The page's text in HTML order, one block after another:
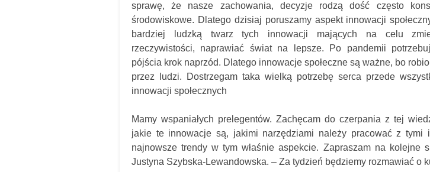
sprawę, że nasze zachowania, decyzje rodzą dość często
środowiskowe. Dlatego dzisiaj poruszamy aspekt innowacji
bardziej ludzką twarz tych innowacji mających na celu
rzeczywistości, naprawiać świat na lepsze. Po pandemii
pójścia krok naprzód. Dlatego innowacje społeczne są ważne, bo
przez ludzi. Dostrzegam taka wielką potrzebę serca przede
innowacji społecznych
Mamy wspaniałych prelegentów. Zachęcam do czerpania z tej
jakie te innowacje są, jakimi narzędziami należy pracować z tymi
najnowsze trendy w tym właśnie aspekcie. Zapraszam na kolejne
Justyna Szybska-Lewandowska. – Za tydzień będziemy rozmawiać o